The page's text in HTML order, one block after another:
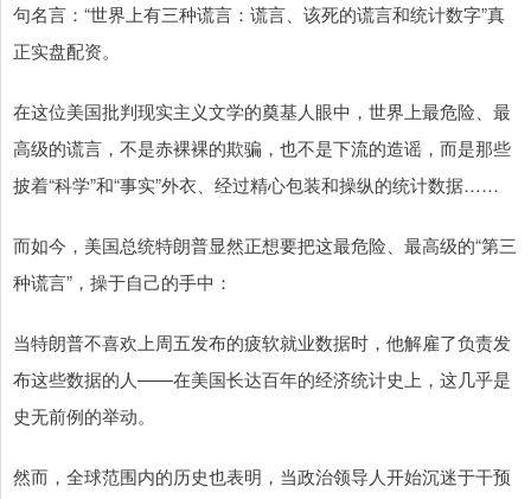
句名言：“世界上有三种谎言：谎言、该死的谎言和统计数字”真
正实盘配资。
在这位美国批判现实主义文学的奠基人眼中，世界上最危险、最
高级的谎言，不是赤裸裸的欺骗，也不是下流的造谣，而是那些
披着“科学”和“事实”外衣、经过精心包装和操纵的统计数据……
而如今，美国总统特朗普显然正想要把这最危险、最高级的“第三
种谎言”，操于自己的手中：
当特朗普不喜欢上周五发布的疲软就业数据时，他解雇了负责发
布这些数据的人——在美国长达百年的经济统计史上，这几乎是
史无前例的举动。
然而，全球范围内的历史也表明，当政治领导人开始沉迷于干预